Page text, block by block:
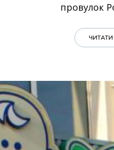
провулок
ЧИТАТИ